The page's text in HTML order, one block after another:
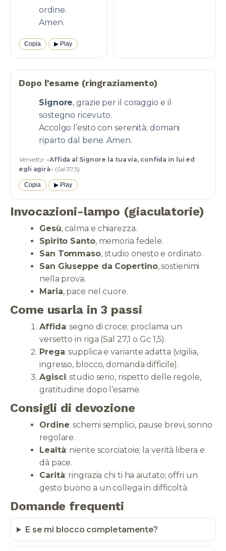
ordine.
Amen.
Copia ▶︎ Play
Dopo l’esame (ringraziamento)
Signore, grazie per il coraggio e il
sostegno ricevuto.
Accolgo l’esito con serenità; domani
riparto dal bene. Amen.
Versetto: «Affida al Signore la tua via, confida in lui ed
egli agirà» (Sal 37,5).
Copia ▶︎ Play
Invocazioni-lampo (giaculatorie)
Gesù, calma e chiarezza.
Spirito Santo, memoria fedele.
San Tommaso, studio onesto e ordinato.
San Giuseppe da Copertino, sostienimi
nella prova.
Maria, pace nel cuore.
Come usarla in 3 passi
Affida: segno di croce; proclama un
versetto in riga (Sal 27,1 o Gc 1,5).
Prega: supplica e variante adatta (vigilia,
ingresso, blocco, domanda difficile).
Agisci: studio serio, rispetto delle regole,
gratitudine dopo l’esame.
Consigli di devozione
Ordine: schemi semplici, pause brevi, sonno
regolare.
Lealtà: niente scorciatoie; la verità libera e
dà pace.
Carità: ringrazia chi ti ha aiutato; offri un
gesto buono a un collega in difficoltà.
Domande frequenti
E se mi blocco completamente?